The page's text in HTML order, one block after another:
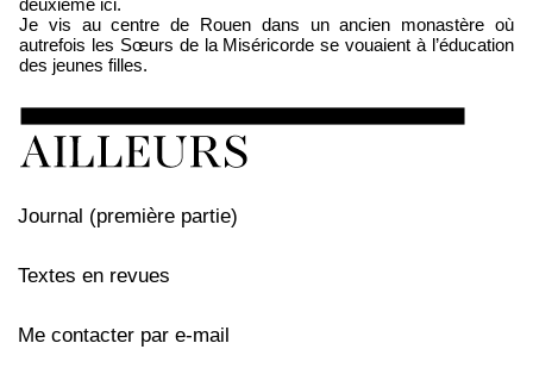
Je vis au centre de Rouen dans un ancien monastère où
autrefois les Sœurs de la Miséricorde se vouaient à l’éducation
des jeunes filles.
Journal (première partie)
Textes en revues
Me contacter par e-mail